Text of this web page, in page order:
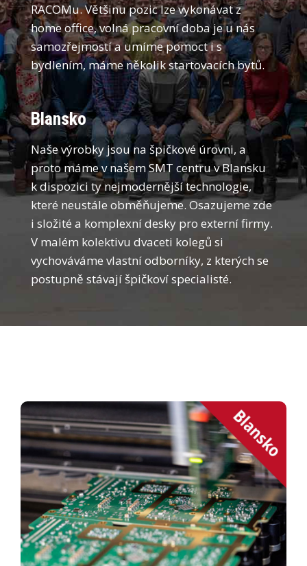
RACOMu. Většinu pozic lze vykonávat z
home office, volná pracovní doba je u nás
samozřejmostí a umíme pomoct i s
bydlením, máme několik startovacích bytů.
Blansko
Naše výrobky jsou na špičkové úrovni, a
proto máme v našem SMT centru v Blansku
k dispozici ty nejmodernější technologie,
které neustále obměňujeme. Osazujeme zde
i složité a komplexní desky pro externí firmy.
V malém kolektivu dvaceti kolegů si
vychováváme vlastní odborníky, z kterých se
postupně stávají špičkoví specialisté.